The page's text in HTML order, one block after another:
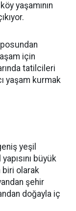
yaşamının
için
tatilcileri
yaşam kurmak
yeşil
büyük
biri olarak
şehir
doğayla iç